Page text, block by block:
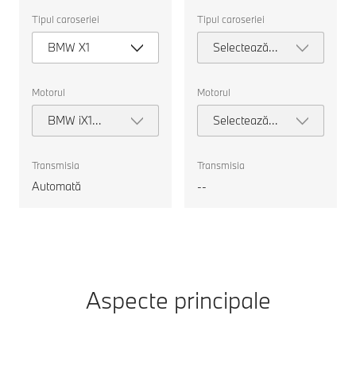
o
mașină
pentru
comparație.
Tipul caroseriei
BMW X1
Motorul
BMW iX1
eDrive20
Transmisia
Automată
o
mașină
pentru
comparație.
Tipul caroseriei
Selectează
tipul
Motorul
Selectează
motorul
Transmisia
--
Aspecte principale